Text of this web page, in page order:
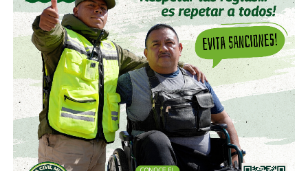
icónico tanto deJavier Zanettitras un tiro libre. La
segunda mitad quedaría marcada porla expulsión del
entonces joven David Beckham por una patada al
‘Cholo’ Simeone que convertiría al ‘Spice Boy’ en
villano nacional por un buen rato. Los sudamericanos
se acabarían imponiendo en penales.
El asunto menos se calmó en 2002, cuando en Corea-
Japón, el mismoBeckham cobró el penal que eliminó a
Argentina en la Fase de Grupos . Los de Marcelo Bielsa